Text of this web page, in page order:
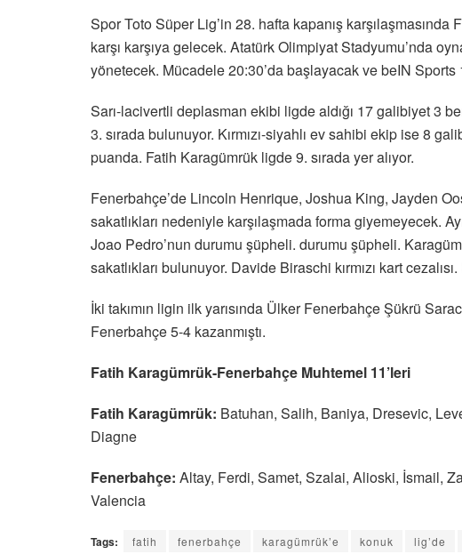
Spor Toto Süper Lig’in 28. hafta kapanış
karşı karşıya gelecek. Atatürk Olimpiyat Stadyumu’nda
yönetecek. Mücadele 20:30’da başlayacak ve beIN Sports
Sarı-lacivertli deplasman ekibi ligde aldığı 17 galibiyet 3
3. sırada bulunuyor. Kırmızı-siyahlı ev sahibi ekip ise 8
puanda. Fatih Karagümrük ligde 9. sırada yer alıyor.
Fenerbahçe’de Lincoln Henrique, Joshua King, Jayden
sakatlıkları nedeniyle karşılaşmada forma giyemeyecek.
Joao Pedro’nun durumu şüpheli. durumu şüpheli.
sakatlıkları bulunuyor. Davide Biraschi kırmızı kart
İki takımın ligin ilk yarısında Ülker Fenerbahçe Şükrü
Fenerbahçe 5-4 kazanmıştı.
Fatih Karagümrük-Fenerbahçe Muhtemel 11’leri
Fatih Karagümrük: Batuhan, Salih, Baniya, Dresevic,
Diagne
Fenerbahçe: Altay, Ferdi, Samet, Szalai, Alioski, İsmail,
Valencia
Tags: fatih fenerbahçe karagümrük’e konuk lig’de